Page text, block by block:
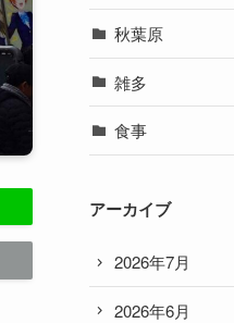
秋葉原
雑多
食事
アーカイブ
2026年7月
2026年6月